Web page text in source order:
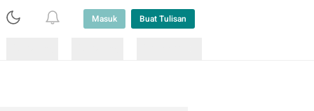
Masuk Buat Tulisan